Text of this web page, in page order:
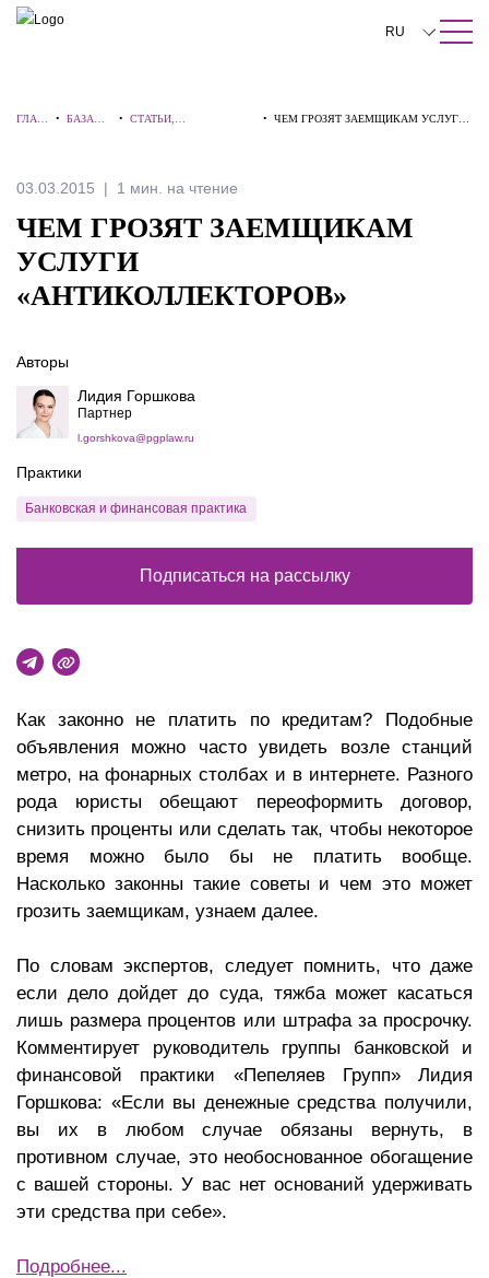
ПОИСК ПО САЙТУ Закрыть
RU
中文
ГЛАВ
• БАЗА
•СТАТЬИ,
• ЧЕМ ГРОЗЯТ ЗАЕМЩИКАМ УСЛУГИ
03.03.2015 1 мин. на чтение
ЧЕМ ГРОЗЯТ ЗАЕМЩИКАМ
УСЛУГИ
«АНТИКОЛЛЕКТОРОВ»
Как законно не платить по кредитам? Подобные
объявления можно часто увидеть возле станций
метро, на фонарных столбах и в интернете. Разного
рода юристы обещают переоформить договор,
снизить проценты или сделать так, чтобы некоторое
время можно было бы не платить вообще.
Насколько законны такие советы и чем это может
грозить заемщикам, узнаем далее.
По словам экспертов, следует помнить, что даже
если дело дойдет до суда, тяжба может касаться
лишь размера процентов или штрафа за просрочку.
Комментирует руководитель группы банковской и
финансовой практики «Пепеляев Групп» Лидия
Горшкова: «Если вы денежные средства получили,
вы их в любом случае обязаны вернуть, в
противном случае, это необоснованное обогащение
с вашей стороны. У вас нет оснований удерживать
эти средства при себе».
Подробнее...
Авторы
Лидия Горшкова
Партнер
l.gorshkova@pgplaw.ru
Практики
Банковская и финансовая практика
Подписаться на рассылку